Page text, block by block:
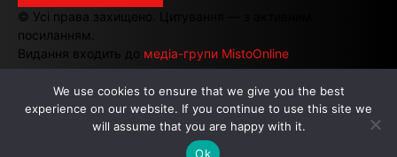
© Усі права захищено. Цитування — з активним
посиланням.
Видання входить до медіа-групи MistoOnline
АВТОРИ | РЕКЛАМА НА САЙТІ
We use cookies to ensure that we give you the best
experience on our website. If you continue to use this site we
will assume that you are happy with it.
Ok